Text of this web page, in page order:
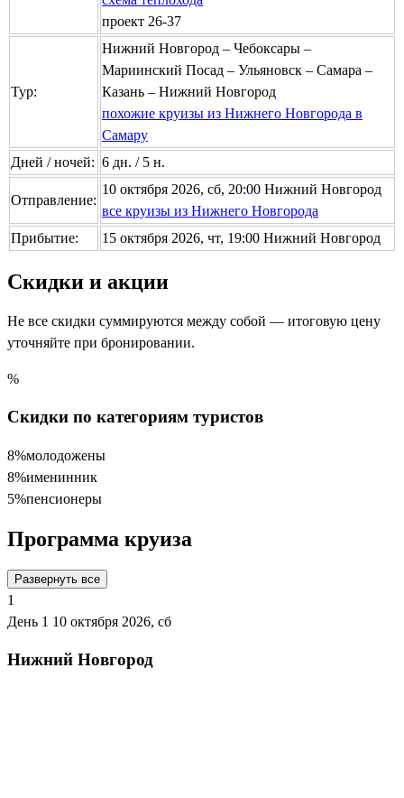
проект 26-37
Тур:
Нижний Новгород – Чебоксары –
Мариинский Посад – Ульяновск – Самара –
Казань – Нижний Новгород
похожие круизы из Нижнего Новгорода в
Самару
Дней / ночей: 6 дн. / 5 н.
Отправление:
10 октября 2026, сб, 20:00 Нижний Новгород
все круизы из Нижнего Новгорода
Прибытие:
15 октября 2026, чт, 19:00 Нижний Новгород
Скидки и акции
Не все скидки суммируются между собой — итоговую цену
уточняйте при бронировании.
%
Скидки по категориям туристов
8%молодожены
8%именинник
5%пенсионеры
Программа круиза
Развернуть все
1
День 1 10 октября 2026, сб
Нижний Новгород